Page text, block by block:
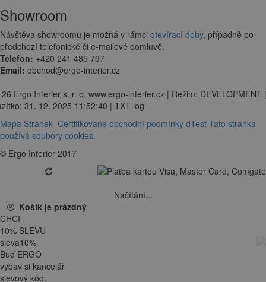
Showroom
Návštěva showroomu je možná v rámci otevírací doby, případně po
předchozí telefonické či e-mailové domluvě.
Telefon: +420 241 485 797
Email: obchod@ergo-interier.cz
Ergo Interier s. r. o. www.ergo-interier.cz | Režim: DEVELOPMENT |
31. 12. 2025 11:52:40 | TXT log
Mapa Stránek Certifikované obchodní podmínky dTest Tato stránka
používá soubory cookies.
© Ergo Interier 2017
Načítání...
Košík je prázdný
CHCI
10% SLEVU
sleva10%
Buď ERGO
vybav si kancelář
slevový kód: